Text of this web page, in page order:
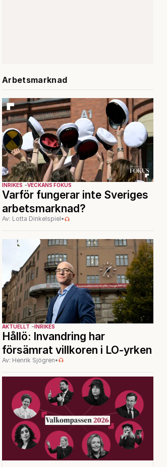
Arbetsmarknad
INRIKES VECKANS FOKUS
Varför fungerar inte Sveriges
arbetsmarknad?
Av: Lotta Dinkelspiel•
AKTUELLT INRIKES
Hållö: Invandring har
försämrat villkoren i LO-yrken
Av: Henrik Sjögren•